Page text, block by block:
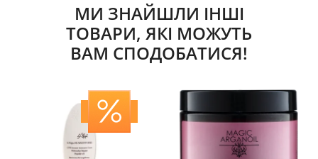
МИ ЗНАЙШЛИ ІНШІ
ТОВАРИ, ЯКІ МОЖУТЬ
ВАМ СПОДОБАТИСЯ!